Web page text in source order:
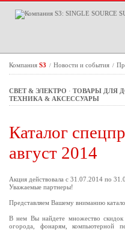
Компания S3 / Новости и события /
СВЕТ & ЭЛЕКТРО · ТОВАРЫ ДЛЯ
ТЕХНИКА & АКСЕССУАРЫ
Каталог
август 2014
Акция действовала с 31.07.2014 по
Уважаемые партнеры!
Представляем Вашему вниманию
В нем Вы найдете множество
огорода, фонарям, компьютерной